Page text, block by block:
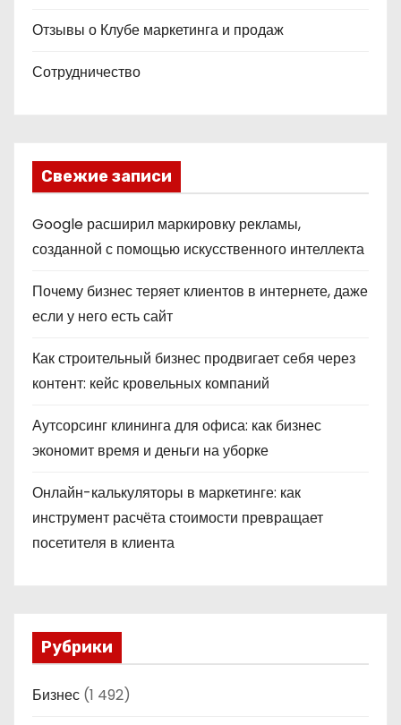
Отзывы о Клубе маркетинга и продаж
Сотрудничество
Свежие записи
Google расширил маркировку рекламы,
созданной с помощью искусственного интеллекта
Почему бизнес теряет клиентов в интернете, даже
если у него есть сайт
Как строительный бизнес продвигает себя через
контент: кейс кровельных компаний
Аутсорсинг клининга для офиса: как бизнес
экономит время и деньги на уборке
Онлайн-калькуляторы в маркетинге: как
инструмент расчёта стоимости превращает
посетителя в клиента
Рубрики
Бизнес (1 492)